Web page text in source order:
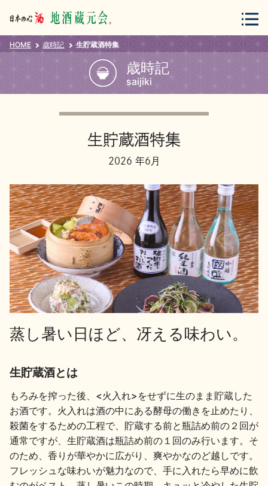
会員登録 ログイン
蔵元紀行 地酒カタログ
地酒用語集 地酒解体新書
歳時記 地酒蔵元会検定
HOME 歳時記 生貯蔵酒特集
歳時記
saijiki
生貯蔵酒特集
2026 年6月
蒸し暑い日ほど、冴える味わい。
生貯蔵酒とは
もろみを搾った後、<火入れ>をせずに生のまま貯蔵した
お酒です。火入れは酒の中にある酵母の働きを止めたり、
殺菌をするための工程で、貯蔵する前と瓶詰め前の２回が
通常ですが、生貯蔵酒は瓶詰め前の１回のみ行います。そ
のため、香りが華やかに広がり、爽やかなのど越しです。
フレッシュな味わいが魅力なので、手に入れたら早めに飲